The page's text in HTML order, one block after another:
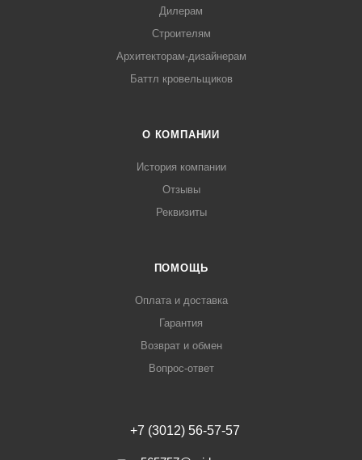
Дилерам
Строителям
Архитекторам-дизайнерам
Баттл кровельщиков
О КОМПАНИИ
История компании
Отзывы
Реквизиты
ПОМОЩЬ
Оплата и доставка
Гарантия
Возврат и обмен
Вопрос-ответ
+7 (3012) 56-57-57